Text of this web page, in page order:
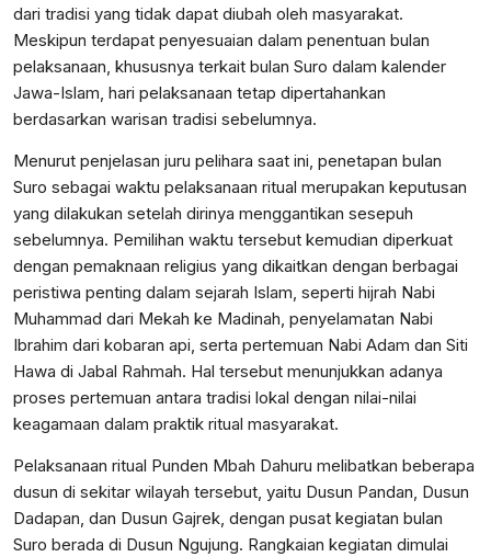
dari tradisi yang tidak dapat diubah oleh masyarakat.
Meskipun terdapat penyesuaian dalam penentuan bulan
pelaksanaan, khususnya terkait bulan Suro dalam kalender
Jawa-Islam, hari pelaksanaan tetap dipertahankan
berdasarkan warisan tradisi sebelumnya.
Menurut penjelasan juru pelihara saat ini, penetapan bulan
Suro sebagai waktu pelaksanaan ritual merupakan keputusan
yang dilakukan setelah dirinya menggantikan sesepuh
sebelumnya. Pemilihan waktu tersebut kemudian diperkuat
dengan pemaknaan religius yang dikaitkan dengan berbagai
peristiwa penting dalam sejarah Islam, seperti hijrah Nabi
Muhammad dari Mekah ke Madinah, penyelamatan Nabi
Ibrahim dari kobaran api, serta pertemuan Nabi Adam dan Siti
Hawa di Jabal Rahmah. Hal tersebut menunjukkan adanya
proses pertemuan antara tradisi lokal dengan nilai-nilai
keagamaan dalam praktik ritual masyarakat.
Pelaksanaan ritual Punden Mbah Dahuru melibatkan beberapa
dusun di sekitar wilayah tersebut, yaitu Dusun Pandan, Dusun
Dadapan, dan Dusun Gajrek, dengan pusat kegiatan bulan
Suro berada di Dusun Ngujung. Rangkaian kegiatan dimulai